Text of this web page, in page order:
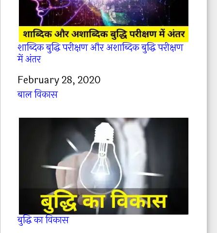
शाब्दिक बुद्धि परीक्षण और अशाब्दिक बुद्धि परीक्षण
में अंतर
Date
February 28, 2020
In relation to
बाल विकास
बुद्धि का विकास